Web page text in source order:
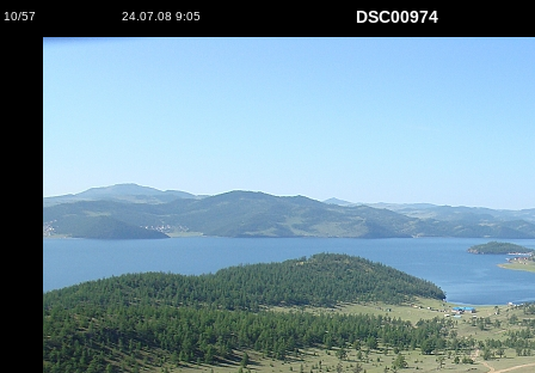
10/57 24.07.08 9:05 DSC00974